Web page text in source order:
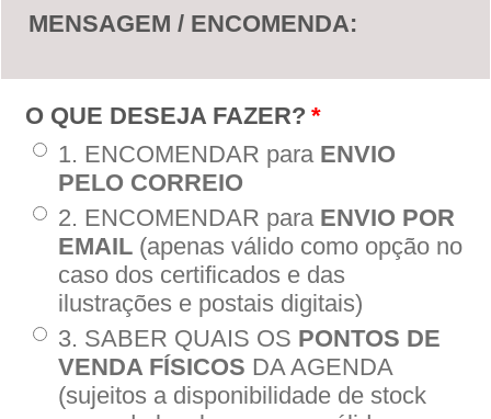
MENSAGEM / ENCOMENDA:
O QUE DESEJA FAZER? *
1. ENCOMENDAR para ENVIO
PELO CORREIO
2. ENCOMENDAR para ENVIO POR
EMAIL (apenas válido como opção no
caso dos certificados e das
ilustrações e postais digitais)
3. SABER QUAIS OS PONTOS DE
VENDA FÍSICOS DA AGENDA
(sujeitos a disponibilidade de stock